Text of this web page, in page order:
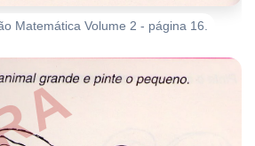
Matemática Volume 2 - página 16.